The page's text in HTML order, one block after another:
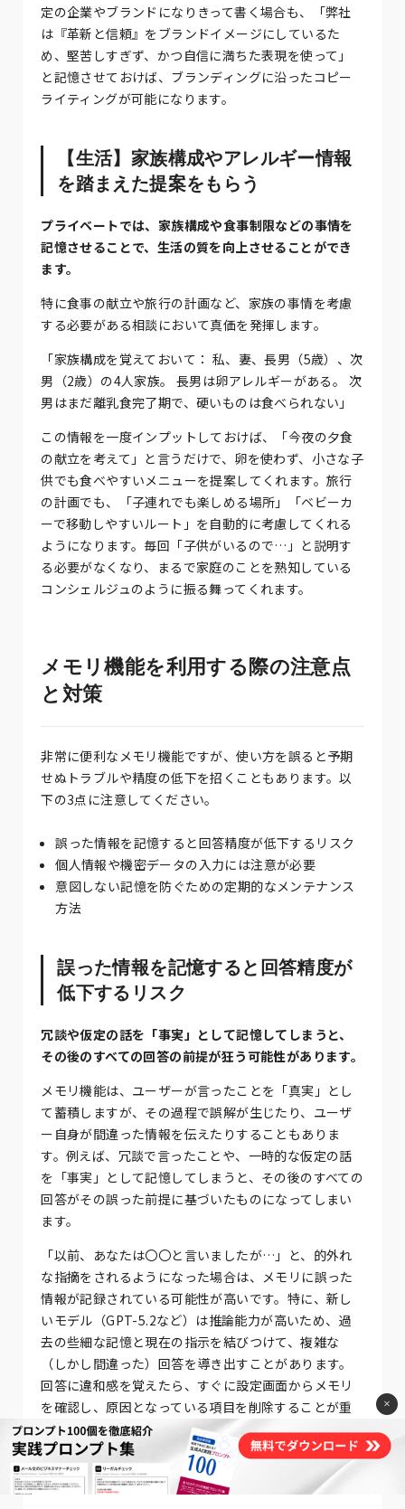
定の企業やブランドになりきって書く場合も、「弊社
は『革新と信頼』をブランドイメージにしているた
め、堅苦しすぎず、かつ自信に満ちた表現を使って」
と記憶させておけば、ブランディングに沿ったコピー
ライティングが可能になります。
【生活】家族構成やアレルギー情報
を踏まえた提案をもらう
プライベートでは、家族構成や食事制限などの事情を
記憶させることで、生活の質を向上させることができ
ます。
特に食事の献立や旅行の計画など、家族の事情を考慮
する必要がある相談において真価を発揮します。
「家族構成を覚えておいて： 私、妻、長男（5歳）、次
男（2歳）の4人家族。 長男は卵アレルギーがある。 次
男はまだ離乳食完了期で、硬いものは食べられない」
この情報を一度インプットしておけば、「今夜の夕食
の献立を考えて」と言うだけで、卵を使わず、小さな子
供でも食べやすいメニューを提案してくれます。旅行
の計画でも、「子連れでも楽しめる場所」「ベビーカ
ーで移動しやすいルート」を自動的に考慮してくれる
ようになります。毎回「子供がいるので…」と説明す
る必要がなくなり、まるで家庭のことを熟知している
コンシェルジュのように振る舞ってくれます。
メモリ機能を利用する際の注意点
と対策
非常に便利なメモリ機能ですが、使い方を誤ると予期
せぬトラブルや精度の低下を招くこともあります。以
下の3点に注意してください。
誤った情報を記憶すると回答精度が低下するリスク
個人情報や機密データの入力には注意が必要
意図しない記憶を防ぐための定期的なメンテナンス
方法
誤った情報を記憶すると回答精度が
低下するリスク
冗談や仮定の話を「事実」として記憶してしまうと、
その後のすべての回答の前提が狂う可能性があります。
メモリ機能は、ユーザーが言ったことを「真実」とし
て蓄積しますが、その過程で誤解が生じたり、ユーザ
ー自身が間違った情報を伝えたりすることもありま
す。例えば、冗談で言ったことや、一時的な仮定の話
を「事実」として記憶してしまうと、その後のすべての
回答がその誤った前提に基づいたものになってしまい
ます。
「以前、あなたは〇〇と言いましたが…」と、的外れ
な指摘をされるようになった場合は、メモリに誤った
情報が記録されている可能性が高いです。特に、新し
いモデル（GPT-5.2など）は推論能力が高いため、過
去の些細な記憶と現在の指示を結びつけて、複雑な
（しかし間違った）回答を導き出すことがあります。
回答に違和感を覚えたら、すぐに設定画面からメモリ
を確認し、原因となっている項目を削除することが重
要です。
ハルシネーション対策については、こちらの記事もご
覧ください。
×